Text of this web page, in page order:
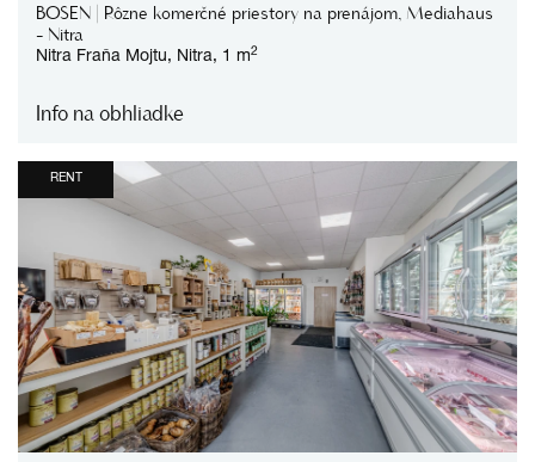
BOSEN | Rôzne komerčné priestory na prenájom, Mediahaus
- Nitra
Nitra Fraňa Mojtu, Nitra, 1 m2
Info na obhliadke
RENT